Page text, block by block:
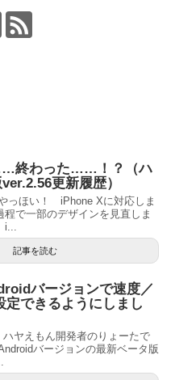
終わった……！？（ハ
更新履歴）
っほい！ iPhone Xに対応しま
程で一部のデザインを見直しま
i...
記事を読む
バージョンで速度／
定できるようにしまし
ヤえもん開発者のりょーたで
バージョンの最新ベータ版